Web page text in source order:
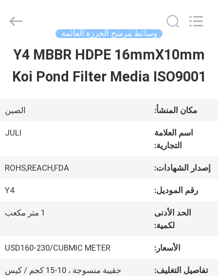
المنزل
حولنا
جولة
المصنع
مراقبة
الجودة
Plastic
CO.,LTD.
Reserved.
Developed
وسائط مرشح الخرزة العائمة
Y4 MBBR HDPE 16mmX10mm
Koi Pond Filter Media ISO9001
مكان المنشأ: الصين
اسم العلامة
التجارية:
JULI
إصدار الشهادات: ROHS,REACH,FDA
رقم الموديل: Y4
الحد الأدنى
لكمية:
1 متر مكعب
الأسعار: USD160-230/CUBMIC METER
تفاصيل التغليف: حقيبة منسوجة ، 10-15 كجم / كيس